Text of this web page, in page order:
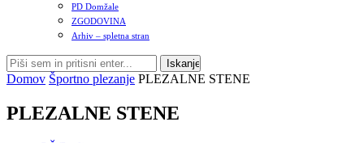
PD Domžale
ZGODOVINA
Arhiv – spletna stran
Domov Športno plezanje PLEZALNE STENE
PLEZALNE STENE